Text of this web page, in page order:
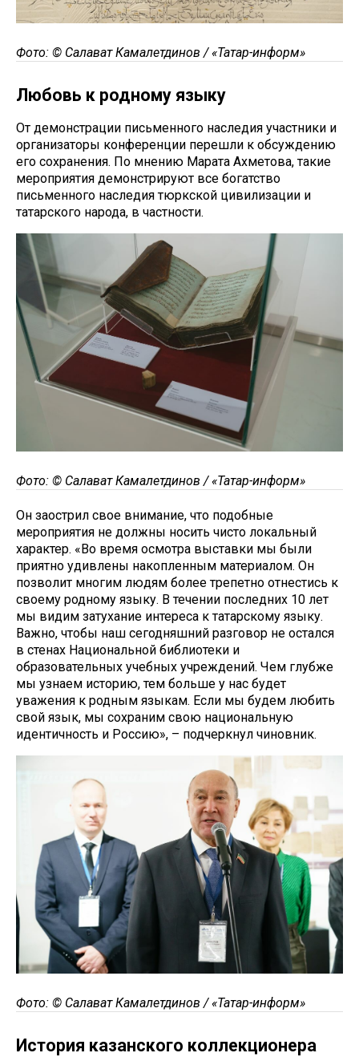
Фото: © Салават Камалетдинов / «Татар-информ»
Любовь к родному языку
От демонстрации письменного наследия участники и
организаторы конференции перешли к обсуждению
его сохранения. По мнению Марата Ахметова, такие
мероприятия демонстрируют все богатство
письменного наследия тюркской цивилизации и
татарского народа, в частности.
Фото: © Салават Камалетдинов / «Татар-информ»
Он заострил свое внимание, что подобные
мероприятия не должны носить чисто локальный
характер. «Во время осмотра выставки мы были
приятно удивлены накопленным материалом. Он
позволит многим людям более трепетно отнестись к
своему родному языку. В течении последних 10 лет
мы видим затухание интереса к татарскому языку.
Важно, чтобы наш сегодняшний разговор не остался
в стенах Национальной библиотеки и
образовательных учебных учреждений. Чем глубже
мы узнаем историю, тем больше у нас будет
уважения к родным языкам. Если мы будем любить
свой язык, мы сохраним свою национальную
идентичность и Россию», – подчеркнул чиновник.
Фото: © Салават Камалетдинов / «Татар-информ»
История казанского коллекционера